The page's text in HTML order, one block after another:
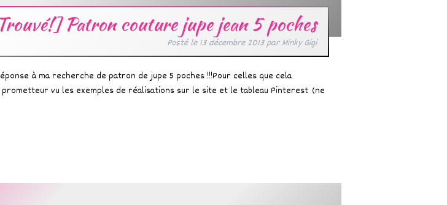
Patron couture jupe jean 5 poches
Posté le13 décembre 2013parMinky Gigi
à ma recherche de patron de jupe 5 poches !!!Pour celles que cela
vu les exemples de réalisations sur le site et le tableau Pinterest (ne